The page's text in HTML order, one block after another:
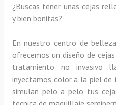
¿Buscas tener unas cejas
y bien bonitas?
En nuestro centro de
ofrecemos un diseño de
tratamiento no invasivo
inyectamos color a la piel de
simulan pelo a pelo tus